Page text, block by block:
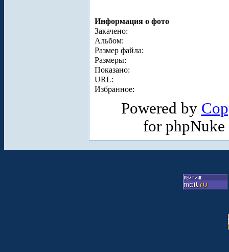
Информация о фото
Закачено:
Альбом:
Размер файла:
Размеры:
Показано:
URL:
Избранное:
Powered by
for